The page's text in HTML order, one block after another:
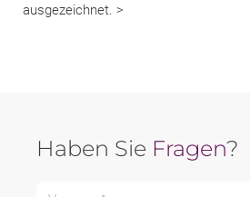
ausgezeichnet. >
Haben Sie Fragen?